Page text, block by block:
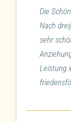
Die
Nach
sehr
Leistung